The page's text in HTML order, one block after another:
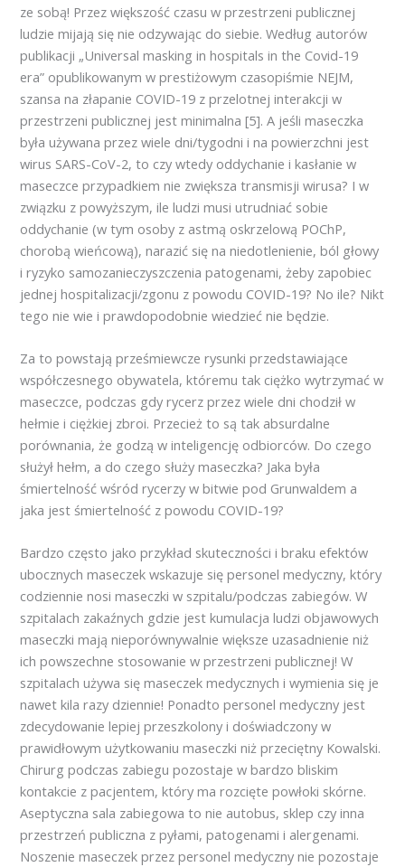
ze sobą! Przez większość czasu w przestrzeni publicznej
ludzie mijają się nie odzywając do siebie. Według autorów
publikacji „Universal masking in hospitals in the Covid-19
era” opublikowanym w prestiżowym czasopiśmie NEJM,
szansa na złapanie COVID-19 z przelotnej interakcji w
przestrzeni publicznej jest minimalna [5]. A jeśli maseczka
była używana przez wiele dni/tygodni i na powierzchni jest
wirus SARS-CoV-2, to czy wtedy oddychanie i kasłanie w
maseczce przypadkiem nie zwiększa transmisji wirusa? I w
związku z powyższym, ile ludzi musi utrudniać sobie
oddychanie (w tym osoby z astmą oskrzelową POChP,
chorobą wieńcową), narazić się na niedotlenienie, ból głowy
i ryzyko samozanieczyszczenia patogenami, żeby zapobiec
jednej hospitalizacji/zgonu z powodu COVID-19? No ile? Nikt
tego nie wie i prawdopodobnie wiedzieć nie będzie.
Za to powstają prześmiewcze rysunki przedstawiające
współczesnego obywatela, któremu tak ciężko wytrzymać w
maseczce, podczas gdy rycerz przez wiele dni chodził w
hełmie i ciężkiej zbroi. Przecież to są tak absurdalne
porównania, że godzą w inteligencję odbiorców. Do czego
służył hełm, a do czego służy maseczka? Jaka była
śmiertelność wśród rycerzy w bitwie pod Grunwaldem a
jaka jest śmiertelność z powodu COVID-19?
Bardzo często jako przykład skuteczności i braku efektów
ubocznych maseczek wskazuje się personel medyczny, który
codziennie nosi maseczki w szpitalu/podczas zabiegów. W
szpitalach zakaźnych gdzie jest kumulacja ludzi objawowych
maseczki mają nieporównywalnie większe uzasadnienie niż
ich powszechne stosowanie w przestrzeni publicznej! W
szpitalach używa się maseczek medycznych i wymienia się je
nawet kila razy dziennie! Ponadto personel medyczny jest
zdecydowanie lepiej przeszkolony i doświadczony w
prawidłowym użytkowaniu maseczki niż przeciętny Kowalski.
Chirurg podczas zabiegu pozostaje w bardzo bliskim
kontakcie z pacjentem, który ma rozcięte powłoki skórne.
Aseptyczna sala zabiegowa to nie autobus, sklep czy inna
przestrzeń publiczna z pyłami, patogenami i alergenami.
Noszenie maseczek przez personel medyczny nie pozostaje